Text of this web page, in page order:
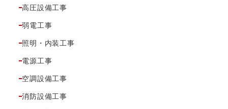
高圧設備工事
弱電工事
照明・内装工事
電源工事
空調設備工事
消防設備工事